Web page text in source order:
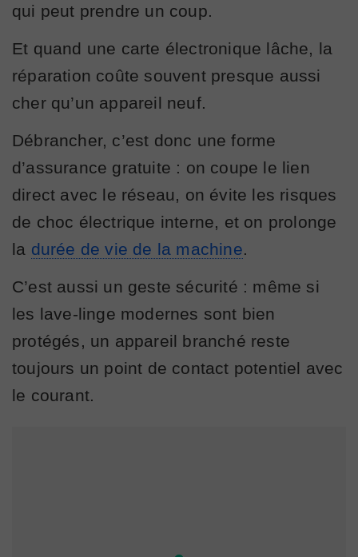
qui peut prendre un coup.
Et quand une carte électronique lâche, la
réparation coûte souvent presque aussi
cher qu’un appareil neuf.
Débrancher, c’est donc une forme
d’assurance gratuite : on coupe le lien
direct avec le réseau, on évite les risques
de choc électrique interne, et on prolonge
la durée de vie de la machine.
C’est aussi un geste sécurité : même si
les lave-linge modernes sont bien
protégés, un appareil branché reste
toujours un point de contact potentiel avec
le courant.